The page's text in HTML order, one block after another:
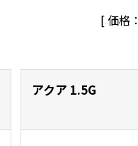
[ 価格：
アクア 1.5G